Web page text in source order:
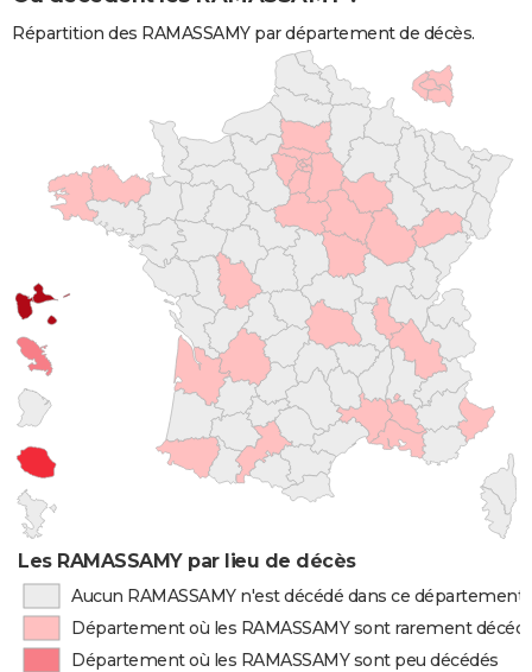
Répartition des RAMASSAMY par département de décès.
Les RAMASSAMY par lieu de décès
Aucun RAMASSAMY n'est décédé dans ce département
Département où les RAMASSAMY sont rarement
Département où les RAMASSAMY sont peu décédés